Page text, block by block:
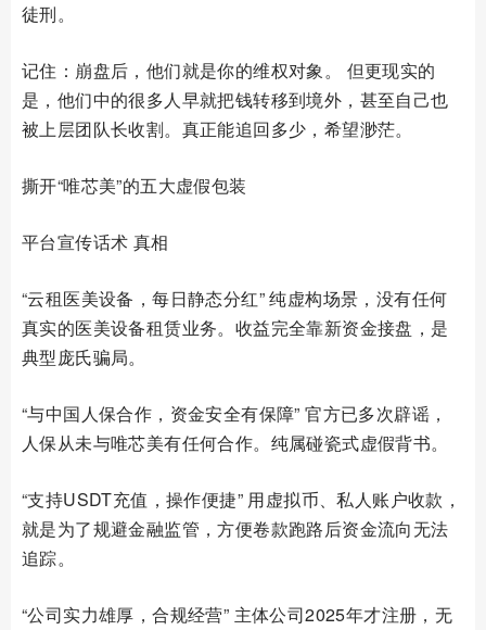
徒刑。
记住：崩盘后，他们就是你的维权对象。 但更现实的
是，他们中的很多人早就把钱转移到境外，甚至自己也
被上层团队长收割。真正能追回多少，希望渺茫。
撕开“唯芯美”的五大虚假包装
平台宣传话术 真相
“云租医美设备，每日静态分红” 纯虚构场景，没有任何
真实的医美设备租赁业务。收益完全靠新资金接盘，是
典型庞氏骗局。
“与中国人保合作，资金安全有保障” 官方已多次辟谣，
人保从未与唯芯美有任何合作。纯属碰瓷式虚假背书。
“支持USDT充值，操作便捷” 用虚拟币、私人账户收款，
就是为了规避金融监管，方便卷款跑路后资金流向无法
追踪。
“公司实力雄厚，合规经营” 主体公司2025年才注册，无